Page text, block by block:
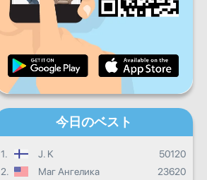
マンスリープログレス
全体の進み具合
今日のベスト
1. J. K
50120
2.
Маг Ангелика
23620